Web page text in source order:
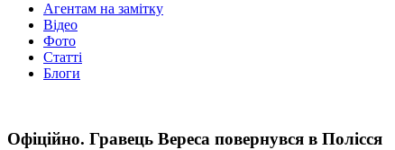
Агентам на замітку
Відео
Фото
Статті
Блоги
Офіційно. Гравець Вереса повернувся в Полісся